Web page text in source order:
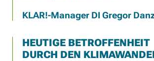
KLAR!-Manager DI Gregor
HEUTIGE BETROFFENHEIT
DURCH DEN